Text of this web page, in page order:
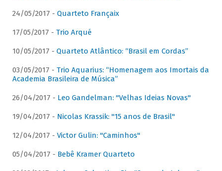
24/05/2017 - Quarteto Françaix
17/05/2017 - Trio Arqué
10/05/2017 - Quarteto Atlântico: “Brasil em Cordas”
03/05/2017 - Trio Aquarius: “Homenagem aos Imortais da
Academia Brasileira de Música”
26/04/2017 - Leo Gandelman: "Velhas Ideias Novas"
19/04/2017 - Nicolas Krassik: "15 anos de Brasil"
12/04/2017 - Victor Gulin: "Caminhos"
05/04/2017 - Bebê Kramer Quarteto